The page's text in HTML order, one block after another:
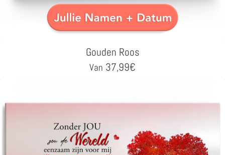
Gouden Roos
Van 37,99€